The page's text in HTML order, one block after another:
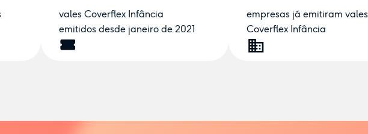
vales Coverflex Infância
emitidos desde janeiro de 2021
empresas já emitiram vales
Coverflex Infância